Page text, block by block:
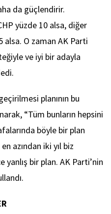
da güçlendirir.
yüzde 10 alsa, diğer
alsa. O zaman AK Parti
ve iyi bir adayla
planının bu
“Tüm bunların hepsini
böyle bir plan
azından iki yıl biz
bir plan. AK Parti’nin